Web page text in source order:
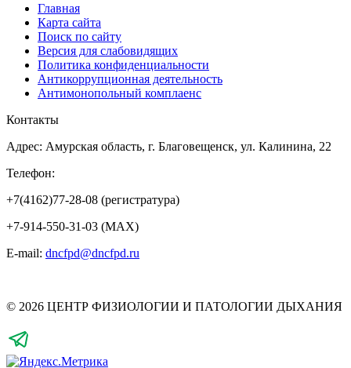
Главная
Карта сайта
Поиск по сайту
Версия для слабовидящих
Политика конфиденциальности
Антикоррупционная деятельность
Антимонопольный комплаенс
Контакты
Адрес: Амурская область, г. Благовещенск, ул. Калинина, 22
Телефон:
+7(4162)77-28-08 (регистратура)
+7-914-550-31-03 (MAX)
E-mail: dncfpd@dncfpd.ru
© 2026 ЦЕНТР ФИЗИОЛОГИИ И ПАТОЛОГИИ ДЫХАНИЯ